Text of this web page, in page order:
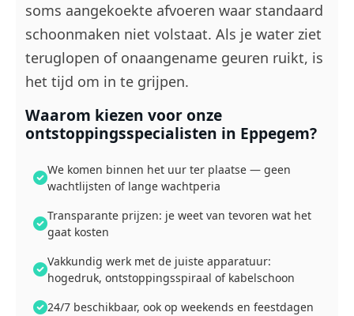
soms aangekoekte afvoeren waar standaard
schoonmaken niet volstaat. Als je water ziet
teruglopen of onaangename geuren ruikt, is
het tijd om in te grijpen.
Waarom kiezen voor onze
ontstoppingsspecialisten in Eppegem?
We komen binnen het uur ter plaatse — geen
wachtlijsten of lange wachtperia
Transparante prijzen: je weet van tevoren wat het
gaat kosten
Vakkundig werk met de juiste apparatuur:
hogedruk, ontstoppingsspiraal of kabelschoon
24/7 beschikbaar, ook op weekends en feestdagen